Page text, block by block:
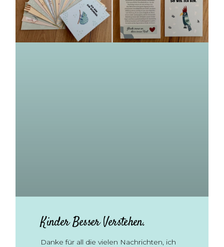
Kinder Besser Verstehen.
Danke für all die vielen Nachrichten, ich